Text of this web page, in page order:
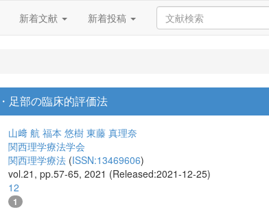
新着文献 新着投稿
足部の臨床的評価法
山﨑 航 福本 悠樹 東藤 真理奈
関西理学療法学会
関西理学療法 (ISSN:13469606)
vol.21, pp.57-65, 2021 (Released:2021-12-25)
12
1